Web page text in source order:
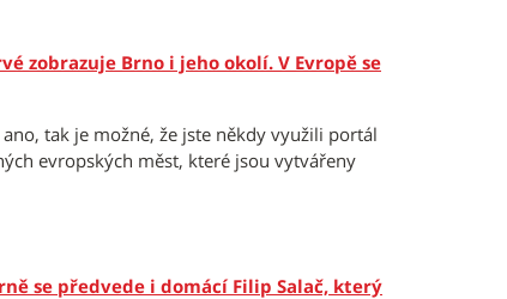
zobrazuje Brno i jeho okolí. V Evropě se
tak je možné, že jste někdy využili portál
evropských měst, které jsou vytvářeny
se předvede i domácí Filip Salač, který